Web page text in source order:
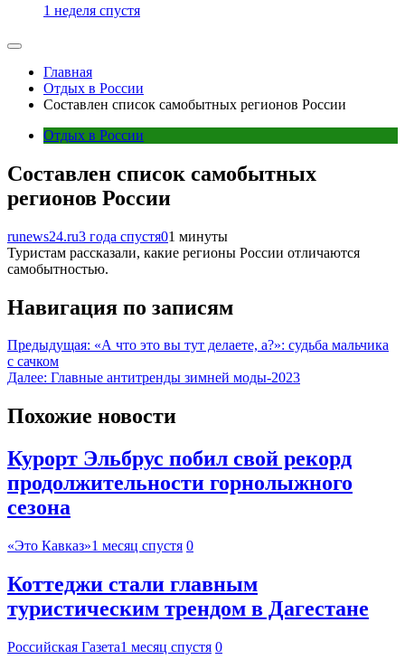
1 неделя спустя
Главная
Отдых в России
Составлен список самобытных регионов России
Отдых в России
Составлен список самобытных
регионов России
runews24.ru3 года спустя01 минуты
Туристам рассказали, какие регионы России отличаются
самобытностью.
Навигация по записям
Предыдущая: «А что это вы тут делаете, а?»: судьба мальчика
с сачком
Далее: Главные антитренды зимней моды-2023
Похожие новости
Курорт Эльбрус побил свой рекорд
продолжительности горнолыжного
сезона
«Это Кавказ»1 месяц спустя 0
Коттеджи стали главным
туристическим трендом в Дагестане
Российская Газета1 месяц спустя 0